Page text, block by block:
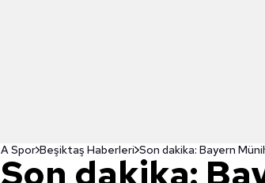
A Spor Beşiktaş Haberleri
Son dakika: